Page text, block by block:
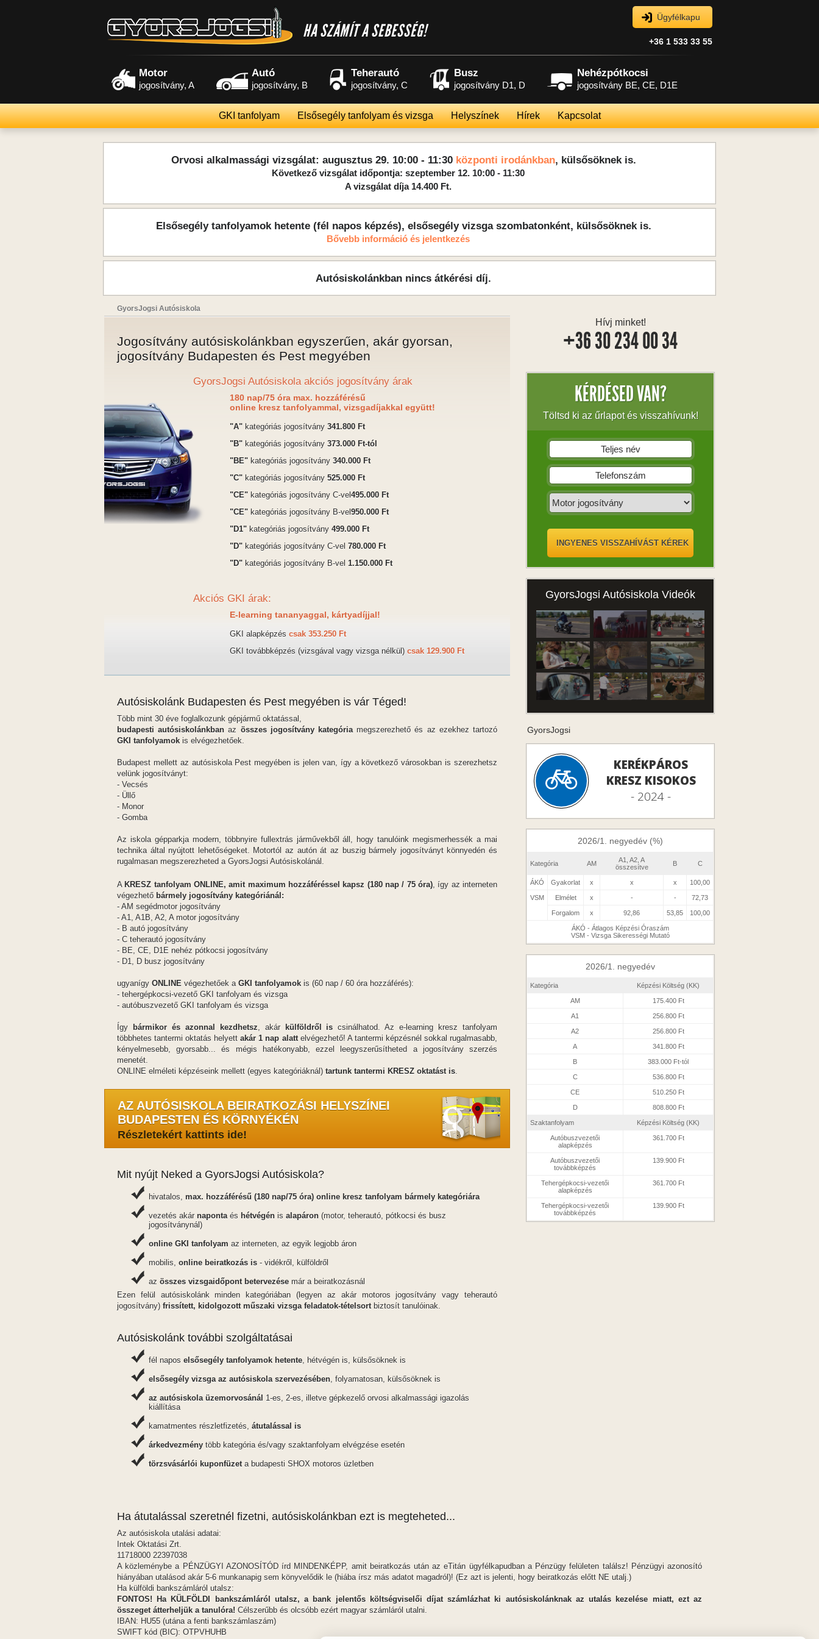
HA SZÁMÍT A SEBESSÉG! +36 1 533 33 55
Ügyfélkapu
Motor
jogosítvány, A
Autó
jogosítvány, B
Teherautó
jogosítvány, C
Busz
jogosítvány D1, D
Nehézpótkocsi
jogosítvány BE, CE, D1E
GKI tanfolyam Elsősegély tanfolyam és vizsga Helyszínek Hírek Kapcsolat
Orvosi alkalmassági vizsgálat: augusztus 29. 10:00 - 11:30központi irodánkban, külsősöknek is.
Következő vizsgálat időpontja: szeptember 12. 10:00 - 11:30
A vizsgálat díja 14.400 Ft.
Elsősegély tanfolyamok hetente (fél napos képzés), elsősegély vizsga szombatonként, külsősöknek is.
Bővebb információ és jelentkezés
Autósiskolánkban nincs átkérési díj.
GyorsJogsi Autósiskola
Jogosítvány autósiskolánkban egyszerűen, akár gyorsan,
jogosítvány Budapesten és Pest megyében
GyorsJogsi Autósiskola akciós jogosítvány árak
180 nap/75 óra max. hozzáférésű
online kresz tanfolyammal, vizsgadíjakkal együtt!
"A" kategóriás jogosítvány 341.800 Ft
"B" kategóriás jogosítvány 373.000 Ft-tól
"BE" kategóriás jogosítvány 340.000 Ft
"C" kategóriás jogosítvány 525.000 Ft
"CE" kategóriás jogosítvány C-vel 495.000 Ft
"CE" kategóriás jogosítvány B-vel 950.000 Ft
"D1" kategóriás jogosítvány 499.000 Ft
"D" kategóriás jogosítvány C-vel 780.000 Ft
"D" kategóriás jogosítvány B-vel 1.150.000 Ft
Akciós GKI árak:
E-learning tananyaggal, kártyadíjjal!
GKI alapképzés csak 353.250 Ft
GKI továbbképzés (vizsgával vagy vizsga nélkül) csak 129.900 Ft
Autósiskolánk Budapesten és Pest megyében is vár Téged!
Több mint 30 éve foglalkozunk gépjármű oktatással,
budapesti autósiskolánkban az összes jogosítvány kategóriamegszerezhető és az ezekhez tartozó
GKI tanfolyamok is elvégezhetőek.
Budapest mellett az autósiskola Pest megyében is jelen van, így a következő városokban is szerezhetsz
velünk jogosítványt:
- Vecsés
- Üllő
- Monor
- Gomba
Az iskola gépparkja modern, többnyire fullextrás járművekből áll, hogy tanulóink megismerhessék a mai
technika által nyújtott lehetőségeket. Motortól az autón át az buszig bármely jogosítványt könnyedén és
rugalmasan megszerezheted a GyorsJogsi Autósiskolánál.
A KRESZ tanfolyam ONLINE, amit maximum hozzáféréssel kapsz (180 nap / 75 óra), így az interneten
végezhető bármely jogosítvány kategóriánál:
- AM segédmotor jogosítvány
- A1, A1B, A2, A motor jogosítvány
- B autó jogosítvány
- C teherautó jogosítvány
- BE, CE, D1E nehéz pótkocsi jogosítvány
- D1, D busz jogosítvány
ugyanígy ONLINE végezhetőek a GKI tanfolyamok is (60 nap / 60 óra hozzáférés):
- tehergépkocsi-vezető GKI tanfolyam és vizsga
- autóbuszvezető GKI tanfolyam és vizsga
Így bármikor és azonnal kezdhetsz, akár külföldről is csinálhatod. Az e-learning kresz tanfolyam
többhetes tantermi oktatás helyettakár 1 nap alattelvégezhető! A tantermi képzésnél sokkal rugalmasabb,
kényelmesebb, gyorsabb... és mégis hatékonyabb, ezzel leegyszerűsítheted a jogosítvány szerzés
menetét.
ONLINE elméleti képzéseink mellett (egyes kategóriáknál) tartunk tantermi KRESZ oktatást is.
AZ AUTÓSISKOLA BEIRATKOZÁSI HELYSZÍNEI
BUDAPESTEN ÉS KÖRNYÉKÉN
Részletekért kattints ide!
Mit nyújt Neked a GyorsJogsi Autósiskola?
hivatalos, max. hozzáférésű (180 nap/75 óra) online kresz tanfolyam bármely kategóriára
vezetés akár napontaés hétvégén is alapáron (motor, teherautó, pótkocsi és busz
jogosítványnál)
online GKI tanfolyam az interneten, az egyik legjobb áron
mobilis, online beiratkozás is - vidékről, külföldről
az összes vizsgaidőpont betervezése már a beiratkozásnál
Ezen felül autósiskolánk minden kategóriában (legyen az akár motoros jogosítvány vagy teherautó
jogosítvány) frissített, kidolgozott műszaki vizsga feladatok-tételsortbiztosít tanulóinak.
Autósiskolánk további szolgáltatásai
fél napos elsősegély tanfolyamok hetente, hétvégén is, külsősöknek is
elsősegély vizsga az autósiskola szervezésében, folyamatosan, külsősöknek is
az autósiskola üzemorvosánál 1-es, 2-es, illetve gépkezelő orvosi alkalmassági igazolás
kiállítása
kamatmentes részletfizetés, átutalással is
árkedvezmény több kategória és/vagy szaktanfolyam elvégzése esetén
törzsvásárlói kuponfüzeta budapesti SHOX motoros üzletben
Ha átutalással szeretnél fizetni, autósiskolánkban ezt is megteheted...
Az autósiskola utalási adatai:
Intek Oktatási Zrt.
11718000 22397038
A közleménybe a PÉNZÜGYI AZONOSÍTÓD írd MINDENKÉPP, amit beiratkozás után az eTitán ügyfélkapudban a Pénzügy felületen találsz! Pénzügyi azonosító
hiányában utalásod akár 5-6 munkanapig sem könyvelődik le (hiába írsz más adatot magadról)! (Ez azt is jelenti, hogy beiratkozás előtt NE utalj.)
Ha külföldi bankszámláról utalsz:
FONTOS! Ha KÜLFÖLDI bankszámláról utalsz, a bank jelentős költségviselői díjat számlázhat ki autósiskolánknak az utalás kezelése miatt, ezt az
összeget átterheljük a tanulóra! Célszerűbb és olcsóbb ezért magyar számláról utalni.
IBAN: HU55 (utána a fenti bankszámlaszám)
SWIFT kód (BIC): OTPVHUHB
Hívj minket!
+36 30 234 00 34
KÉRDÉSED VAN?
Töltsd ki az űrlapot és visszahívunk!
GyorsJogsi Autósiskola Videók
GyorsJogsi
KERÉKPÁROS
KRESZ KISOKOS
- 2024 -
2026/1. negyedév (%)
Kategória AM
A1, A2, A
összesítve
B C
ÁKÓ Gyakorlat x x x 100,00
VSM Elmélet x - - 72,73
Forgalom x 92,86 53,85 100,00
ÁKÓ - Átlagos Képzési Óraszám
VSM - Vizsga Sikerességi Mutató
2026/1. negyedév
Kategória Képzési Költség (KK)
AM 175.400 Ft
A1 256.800 Ft
A2 256.800 Ft
A 341.800 Ft
B 383.000 Ft-tól
C 536.800 Ft
CE 510.250 Ft
D 808.800 Ft
Szaktanfolyam Képzési Költség (KK)
Autóbuszvezetői
alapképzés
361.700 Ft
Autóbuszvezetői
továbbképzés
139.900 Ft
Tehergépkocsi-vezetői
alapképzés
361.700 Ft
Tehergépkocsi-vezetői
továbbképzés
139.900 Ft